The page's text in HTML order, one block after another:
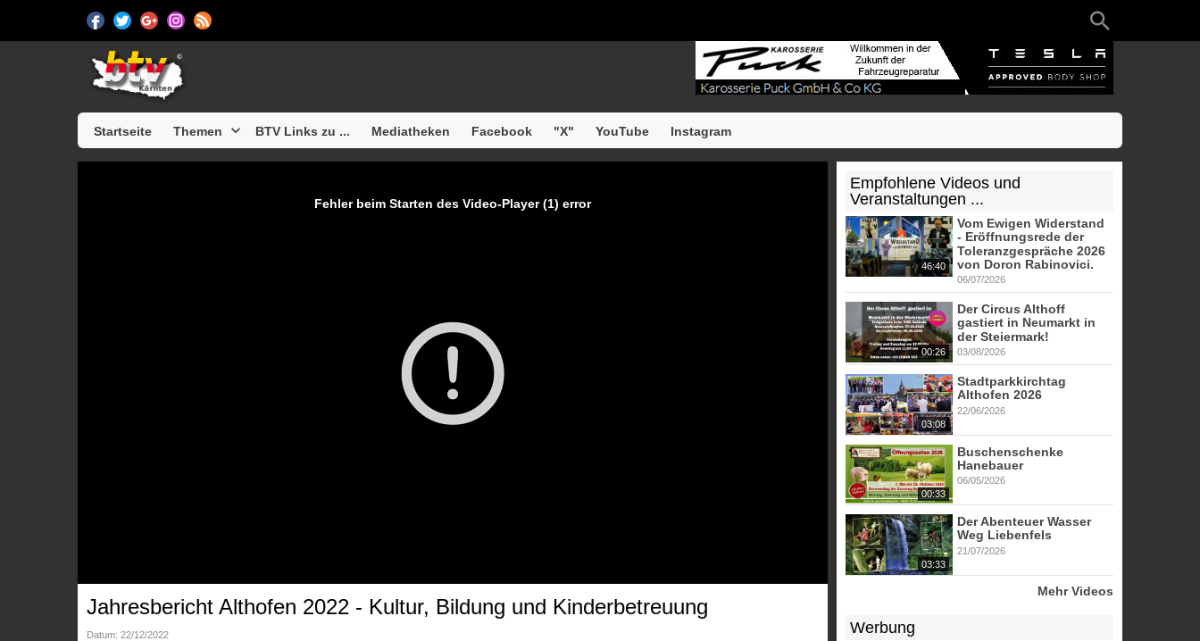
Startseite Themen BTV Links zu ... Mediatheken Facebook "X" YouTube Instagram
Fehler beim Starten des Video-Player (1) error
Jahresbericht Althofen 2022 - Kultur, Bildung und Kinderbetreuung
Datum: 22/12/2022
Empfohlene Videos und
Veranstaltungen ...
46:40
Vom Ewigen Widerstand
- Eröffnungsrede der
Toleranzgespräche 2026
von Doron Rabinovici.
06/07/2026
00:26
Der Circus Althoff
gastiert in Neumarkt in
der Steiermark!
03/08/2026
03:08
Stadtparkkirchtag
Althofen 2026
22/06/2026
00:33
Buschenschenke
Hanebauer
06/05/2026
03:33
Der Abenteuer Wasser
Weg Liebenfels
21/07/2026
Mehr Videos
Werbung